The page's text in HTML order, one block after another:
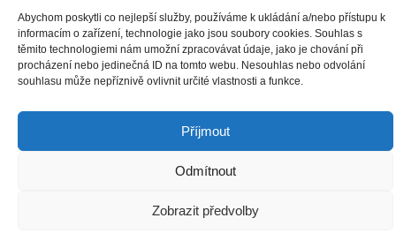
Abychom poskytli co nejlepší služby, používáme k ukládání a/nebo přístupu k
informacím o zařízení, technologie jako jsou soubory cookies. Souhlas s
těmito technologiemi nám umožní zpracovávat údaje, jako je chování při
procházení nebo jedinečná ID na tomto webu. Nesouhlas nebo odvolání
souhlasu může nepříznivě ovlivnit určité vlastnosti a funkce.
Příjmout
Odmítnout
Zobrazit předvolby
Děkujeme za podporu: